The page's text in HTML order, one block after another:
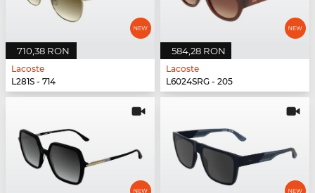
710,38 RON
Lacoste
L281S - 714
584,28 RON
Lacoste
L6024SRG - 205